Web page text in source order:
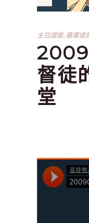
主日證道, 基督徒
督徒
堂